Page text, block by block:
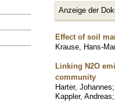
Anzeige der
Effect of soil
Krause, Hans-
Linking N2O
community
Harter, Johannes;
Kappler, Andreas;